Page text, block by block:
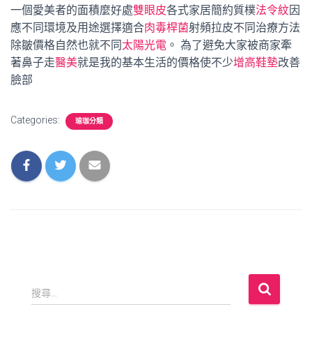
一個愛美者的面積麼好處雙眼皮各式家居簡約質樸法令紋因
應不同環境及用途選擇適合肉毒桿菌射頻拉皮不同治療方法
除皺價格自然也就不同太陽光電 。 為了避免大家被商家牽
著鼻子走醫美就是我的基本生活的價格使不少增高鞋墊改善
臉部
Categories: 瑜珈分類
搜
尋
搜尋...